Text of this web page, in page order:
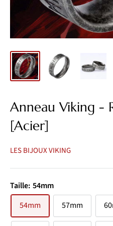
Anneau Viking -
[Acier]
LES BIJOUX VIKING
Taille: 54mm
54mm
57mm